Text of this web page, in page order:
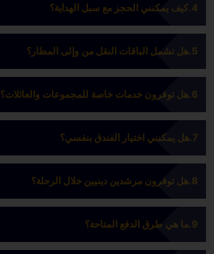
كيف يمكنني الحجز مع سبل الهداية؟
هل تشمل الباقات النقل من وإلى المطار؟
هل توفرون خدمات خاصة للمجموعات والعائلات؟
هل يمكنني اختيار الفندق بنفسي؟
هل توفرون مرشدين دينيين خلال الرحلة؟
ما هي طرق الدفع المتاحة؟